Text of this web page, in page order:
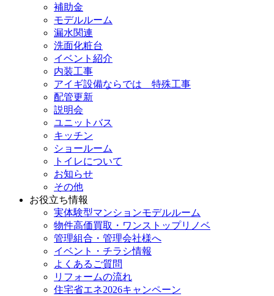
補助金
モデルルーム
漏水関連
洗面化粧台
イベント紹介
内装工事
アイギ設備ならでは 特殊工事
配管更新
説明会
ユニットバス
キッチン
ショールーム
トイレについて
お知らせ
その他
お役立ち情報
実体験型マンションモデルルーム
物件高価買取・ワンストップリノベ
管理組合・管理会社様へ
イベント・チラシ情報
よくあるご質問
リフォームの流れ
住宅省エネ2026キャンペーン